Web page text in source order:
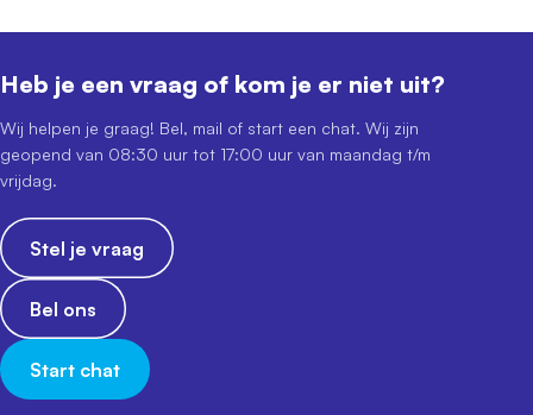
Heb je een vraag of kom je er niet uit?
Wij helpen je graag! Bel, mail of start een chat. Wij zijn
geopend van 08:30 uur tot 17:00 uur van maandag t/m
vrijdag.
Stel je vraag
Bel ons
Start chat